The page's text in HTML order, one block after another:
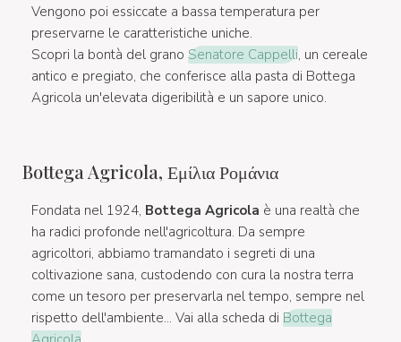
Vengono poi essiccate a bassa temperatura per
preservarne le caratteristiche uniche.
Scopri la bontà del grano Senatore Cappelli, un cereale
antico e pregiato, che conferisce alla pasta di Bottega
Agricola un'elevata digeribilità e un sapore unico.
Bottega Agricola, Εμίλια Ρομάνια
Fondata nel 1924, Bottega Agricola è una realtà che
ha radici profonde nell'agricoltura. Da sempre
agricoltori, abbiamo tramandato i segreti di una
coltivazione sana, custodendo con cura la nostra terra
come un tesoro per preservarla nel tempo, sempre nel
rispetto dell'ambiente... Vai alla scheda di Bottega